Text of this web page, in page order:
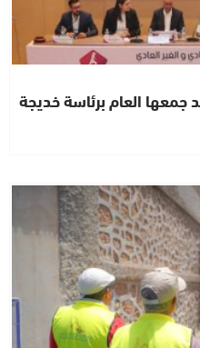
العام برئاسة خديجة